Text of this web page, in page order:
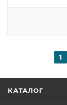
1
КАТАЛОГ